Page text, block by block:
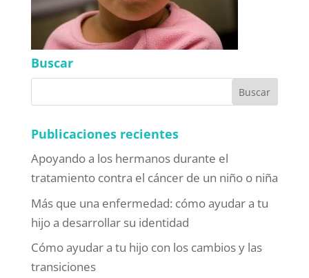
Buscar
Publicaciones recientes
Apoyando a los hermanos durante el
tratamiento contra el cáncer de un niño o niña
Más que una enfermedad: cómo ayudar a tu
hijo a desarrollar su identidad
Cómo ayudar a tu hijo con los cambios y las
transiciones